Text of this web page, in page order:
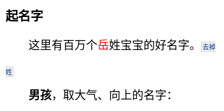
起名字
这里有百万个岳姓宝宝的好名字。 去掉
姓
男孩，取大气、向上的名字：